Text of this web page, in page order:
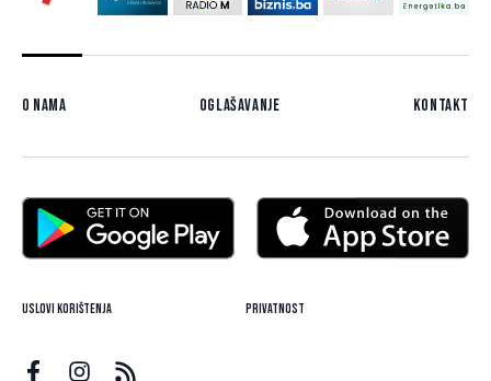
O nama Oglašavanje Kontakt
Uslovi korištenja Privatnost